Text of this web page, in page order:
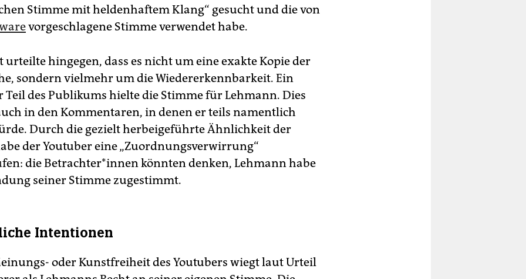
Stimme mit heldenhaftem Klang“ gesucht und die von
vorgeschlagene Stimme verwendet habe.
urteilte hingegen, dass es nicht um eine exakte Kopie der
sondern vielmehr um die Wiedererkennbarkeit. Ein
Teil des Publikums hielte die Stimme für Lehmann. Dies
in den Kommentaren, in denen er teils namentlich
Durch die gezielt herbeigeführte Ähnlichkeit der
der Youtuber eine „Zuordnungsverwirrung“
die Be­trach­te­r*in­nen könnten denken, Lehmann habe
seiner Stimme zugestimmt.
Intentionen
oder Kunstfreiheit des Youtubers wiegt laut Urteil